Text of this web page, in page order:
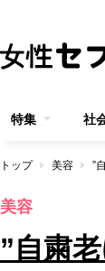
特集 社
トップ 美容 ”
美容
”自粛